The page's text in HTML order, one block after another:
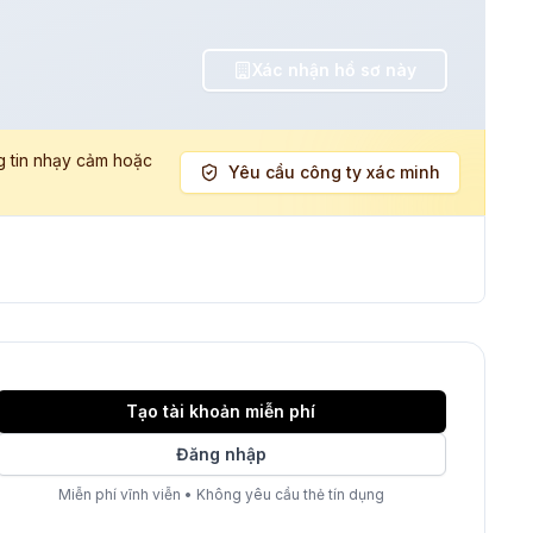
Xác nhận hồ sơ này
tin nhạy cảm hoặc
Yêu cầu công ty xác minh
Tạo tài khoản miễn phí
Đăng nhập
Miễn phí vĩnh viễn • Không yêu cầu thẻ tín dụng